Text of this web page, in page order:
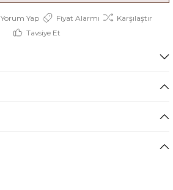
Yorum Yap Fiyat Alarmı
Karşılaştır
Tavsiye Et